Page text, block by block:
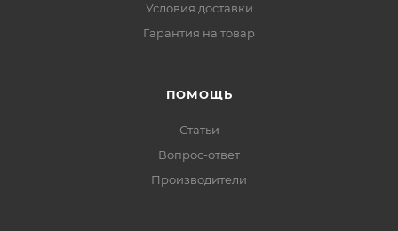
Условия доставки
Гарантия на товар
ПОМОЩЬ
Статьи
Вопрос-ответ
Производители